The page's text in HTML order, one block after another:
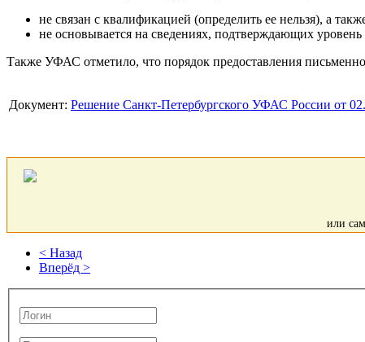
не связан с квалификацией (определить ее нельзя), а
не основывается на сведениях, подтверждающих
Также УФАС отметило, что порядок предоставления
Документ: Решение Санкт-Петербургского УФАС России от
или
< Назад
Вперёд >